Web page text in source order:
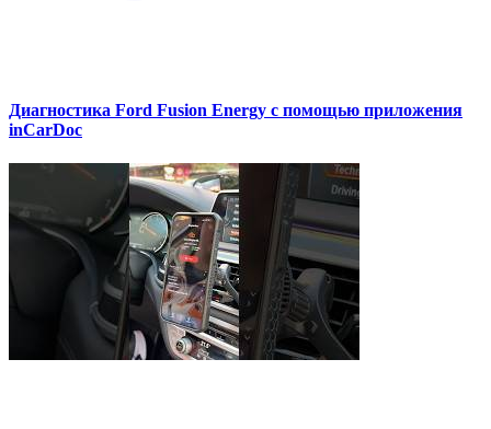
Диагностика Ford Fusion Energy с помощью приложения
inCarDoc